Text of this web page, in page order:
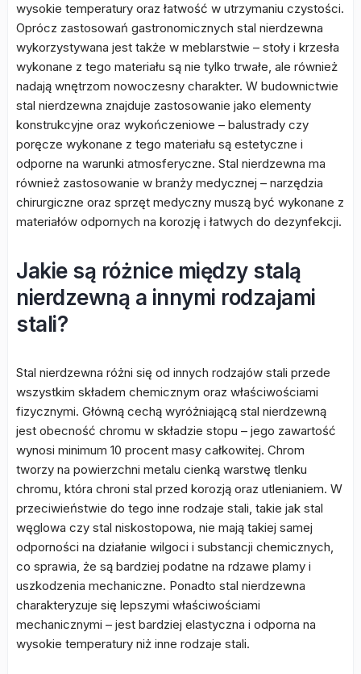
wysokie temperatury oraz łatwość w utrzymaniu czystości.
Oprócz zastosowań gastronomicznych stal nierdzewna
wykorzystywana jest także w meblarstwie – stoły i krzesła
wykonane z tego materiału są nie tylko trwałe, ale również
nadają wnętrzom nowoczesny charakter. W budownictwie
stal nierdzewna znajduje zastosowanie jako elementy
konstrukcyjne oraz wykończeniowe – balustrady czy
poręcze wykonane z tego materiału są estetyczne i
odporne na warunki atmosferyczne. Stal nierdzewna ma
również zastosowanie w branży medycznej – narzędzia
chirurgiczne oraz sprzęt medyczny muszą być wykonane z
materiałów odpornych na korozję i łatwych do dezynfekcji.
Jakie są różnice między stalą
nierdzewną a innymi rodzajami
stali?
Stal nierdzewna różni się od innych rodzajów stali przede
wszystkim składem chemicznym oraz właściwościami
fizycznymi. Główną cechą wyróżniającą stal nierdzewną
jest obecność chromu w składzie stopu – jego zawartość
wynosi minimum 10 procent masy całkowitej. Chrom
tworzy na powierzchni metalu cienką warstwę tlenku
chromu, która chroni stal przed korozją oraz utlenianiem. W
przeciwieństwie do tego inne rodzaje stali, takie jak stal
węglowa czy stal niskostopowa, nie mają takiej samej
odporności na działanie wilgoci i substancji chemicznych,
co sprawia, że są bardziej podatne na rdzawe plamy i
uszkodzenia mechaniczne. Ponadto stal nierdzewna
charakteryzuje się lepszymi właściwościami
mechanicznymi – jest bardziej elastyczna i odporna na
wysokie temperatury niż inne rodzaje stali.